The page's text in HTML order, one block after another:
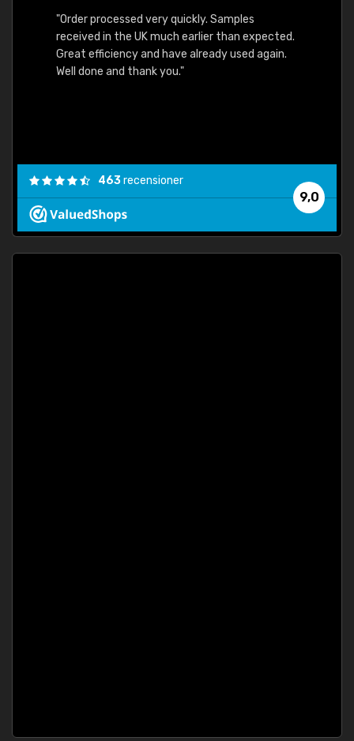
"Order processed very quickly. Samples
received in the UK much earlier than expected.
Great efficiency and have already used again.
Well done and thank you."
9,0
463recensioner